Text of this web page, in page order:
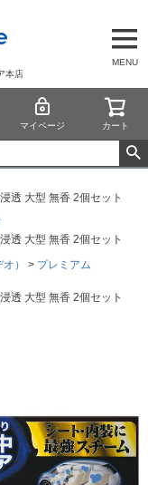
MENU
本店
マイページ カート
透 大型 無香 2個セット
透 大型 無香 2個セット
）
プレミアム
透 大型 無香 2個セット